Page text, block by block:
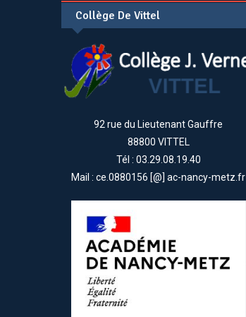
Collège De Vittel
92 rue du Lieutenant Gauffre
88800 VITTEL
Tél : 03.29.08.19.40
Mail : ce.0880156 [@] ac-nancy-metz.fr